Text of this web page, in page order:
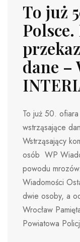
To już
dane –
To już 50.
wstrząsające
Wstrząsający
osób WP
powodu
Wiadomości
dwie osoby, a
Wrocław
Powiatowa